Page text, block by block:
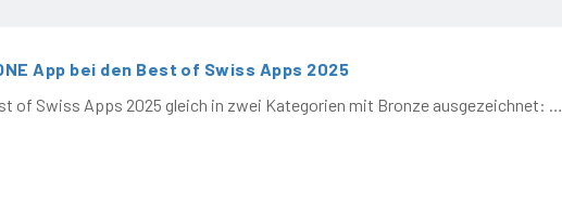
App bei den Best of Swiss Apps 2025
of Swiss Apps 2025 gleich in zwei Kategorien mit Bronze ausgezeichnet: …